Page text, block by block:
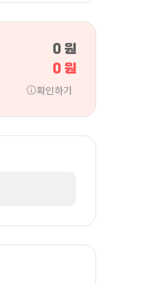
0 원
0 원
확인하기